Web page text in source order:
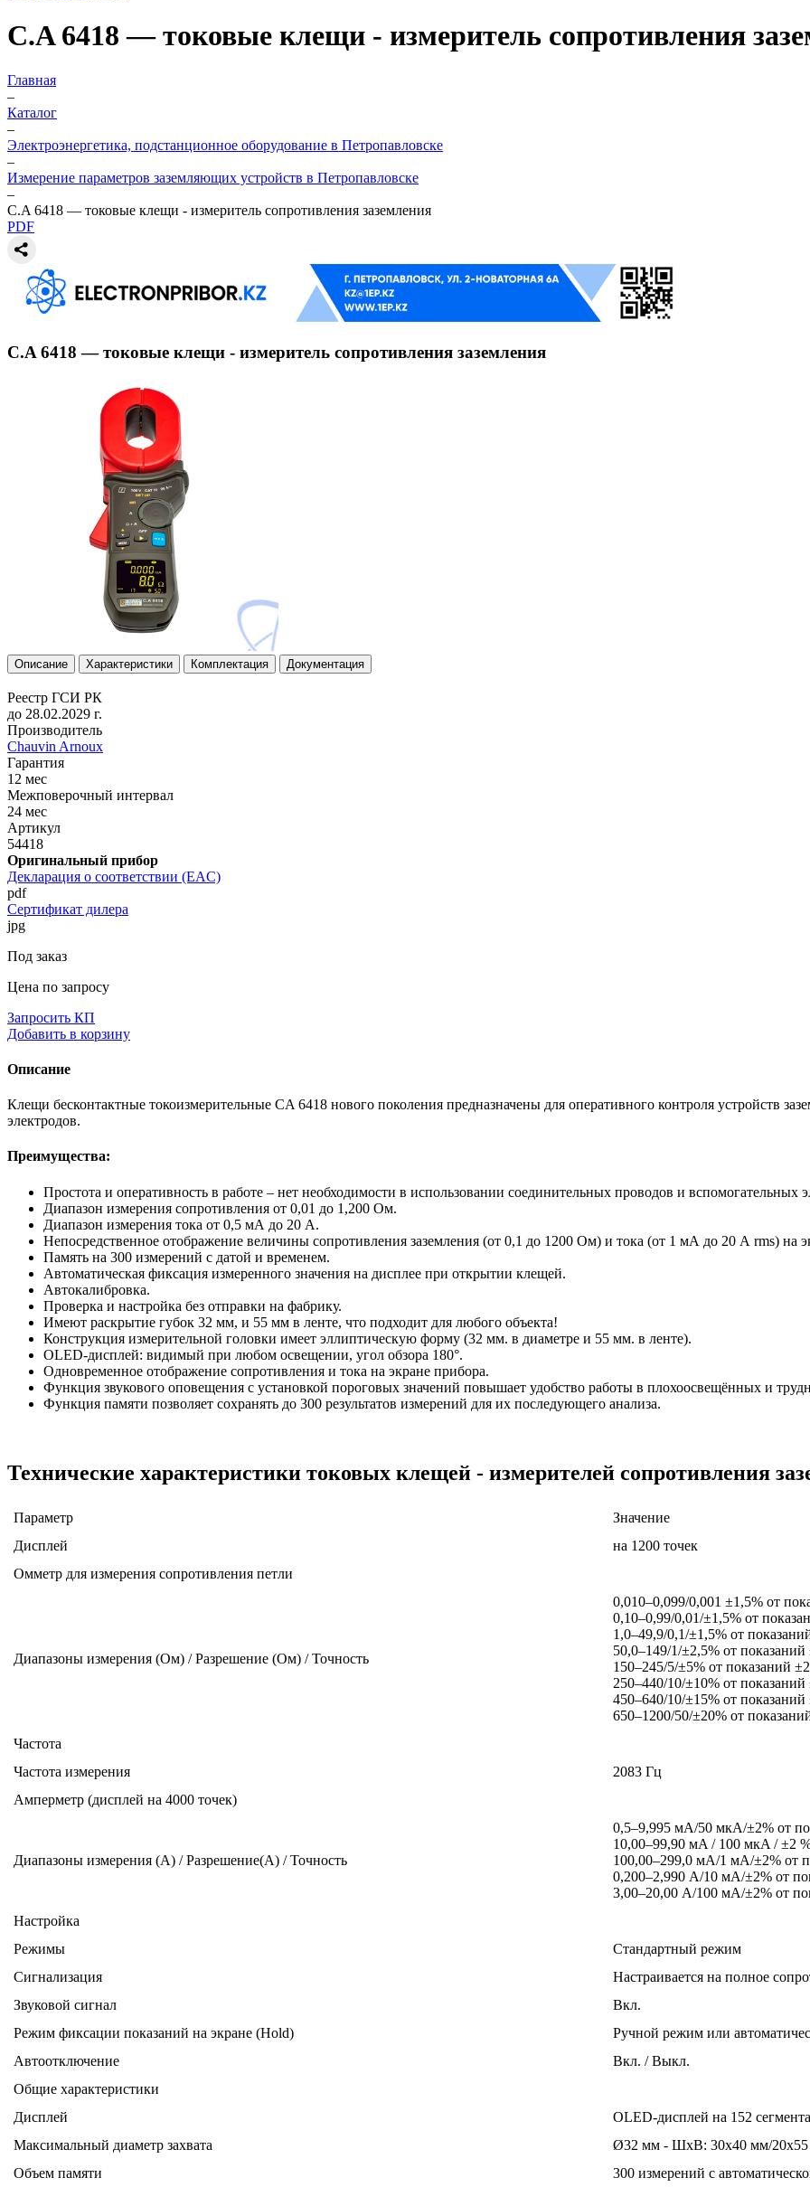
C.A 6418 — токовые клещи - измеритель сопротивления
Главная
–
Каталог
–
Электроэнергетика, подстанционное оборудование в Петропавловске
–
Измерение параметров заземляющих устройств в Петропавловске
–
C.A 6418 — токовые клещи - измеритель сопротивления заземления
PDF
C.A 6418 — токовые клещи - измеритель сопротивления заземления
Описание Характеристики Комплектация Документация
Реестр ГСИ РК
до 28.02.2029 г.
Производитель
Chauvin Arnoux
Гарантия
12 мес
Межповерочный интервал
24 мес
Артикул
54418
Оригинальный прибор
Декларация о соответствии (EAC)
pdf
Сертификат дилера
jpg
Под заказ
Цена по запросу
Запросить КП
Добавить в корзину
Описание
Клещи бесконтактные токоизмерительные CA 6418 нового поколения предназначены для оперативного контроля устройств
электродов.
Преимущества:
Простота и оперативность в работе – нет необходимости в использовании соединительных проводов и вспомогательных
Диапазон измерения сопротивления от 0,01 до 1,200 Ом.
Диапазон измерения тока от 0,5 мА до 20 A.
Непосредственное отображение величины сопротивления заземления (от 0,1 до 1200 Ом) и тока (от 1 мА до 20 А rms) на
Память на 300 измерений с датой и временем.
Автоматическая фиксация измеренного значения на дисплее при открытии клещей.
Автокалибровка.
Проверка и настройка без отправки на фабрику.
Имеют раскрытие губок 32 мм, и 55 мм в ленте, что подходит для любого объекта!
Конструкция измерительной головки имеет эллиптическую форму (32 мм. в диаметре и 55 мм. в ленте).
OLED-дисплей: видимый при любом освещении, угол обзора 180°.
Одновременное отображение сопротивления и тока на экране прибора.
Функция звукового оповещения с установкой пороговых значений повышает удобство работы в плохоосвещённых и
Функция памяти позволяет сохранять до 300 результатов измерений для их последующего анализа.
Технические характеристики токовых клещей - измерителей сопротивления
Параметр
Значение
Дисплей
на 1200 точек
Омметр для измерения сопротивления петли
Диапазоны измерения (Ом) / Разрешение (Ом) / Точность
0,010–0,099/0,001 ±1,5% от
0,10–0,99/0,01/±1,5% от
1,0–49,9/0,1/±1,5% от
50,0–149/1/±2,5% от показаний
150–245/5/±5% от показаний
250–440/10/±10% от показаний
450–640/10/±15% от показаний
650–1200/50/±20% от
Частота
Частота измерения
2083 Гц
Амперметр (дисплей на 4000 точек)
Диапазоны измерения (A) / Разрешение(A) / Точность
0,5–9,995 мА/50 мкА/±2% от
10,00–99,90 мA / 100 мкA / ±2
100,00–299,0 мА/1 мА/±2% от
0,200–2,990 A/10 мА/±2% от
3,00–20,00 А/100 мА/±2% от
Настройка
Режимы
Стандартный режим
Сигнализация
Настраивается на полное
Звуковой сигнал
Вкл.
Режим фиксации показаний на экране (Hold)
Ручной режим или
Автоотключение
Вкл. / Выкл.
Общие характеристики
Дисплей
OLED-дисплей на 152
Максимальный диаметр захвата
Ø32 мм - ШxВ: 30х40 мм/
Объем памяти
300 измерений с